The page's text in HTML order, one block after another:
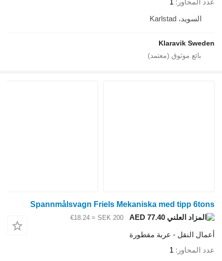
السويد، Karlstad
Klaravik Sweden
Spannmålsvagn Friels Mekaniska med tipp 6tons
SEK 200
≈ €18.24
أعمال النقل - عربة مقطورة
عدد المحاور
1